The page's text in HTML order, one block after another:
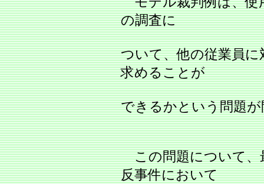
の調査に
ついて、他の従業員
求めることが
できるかという問題
この問題について、
反事件において